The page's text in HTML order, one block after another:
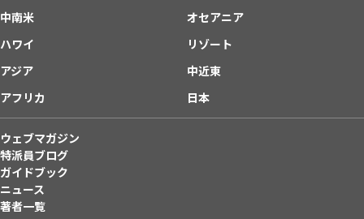
中南米
オセアニア
ハワイ
リゾート
アジア
中近東
アフリカ
日本
ウェブマガジン
特派員ブログ
ガイドブック
ニュース
著者一覧